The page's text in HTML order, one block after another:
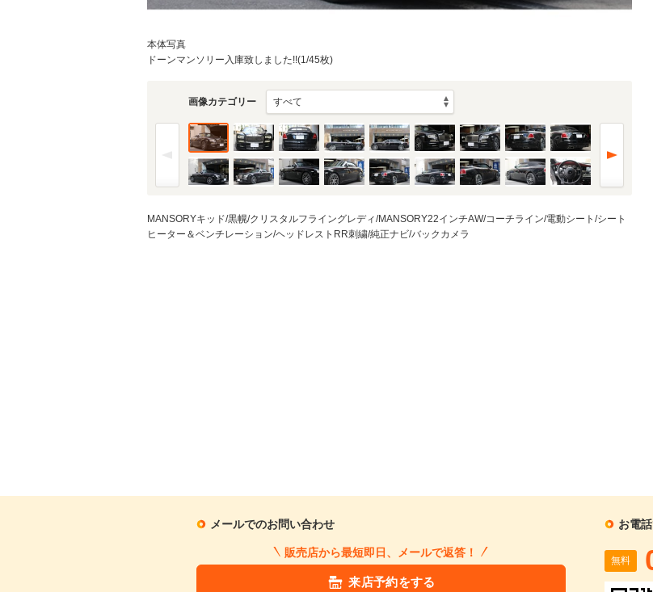
本体写真
ドーンマンソリー入庫致しました!!(1/45枚)
画像カテゴリー
MANSORYキッド/黒幌/クリスタルフライングレディ/MANSORY22インチAW/コーチライン/電動シート/シート
ヒーター＆ベンチレーション/ヘッドレストRR刺繍/純正ナビ/バックカメラ
メールでのお問い合わせ
販売店から最短即日、メールで返答！
来店予約をする
お電
無料